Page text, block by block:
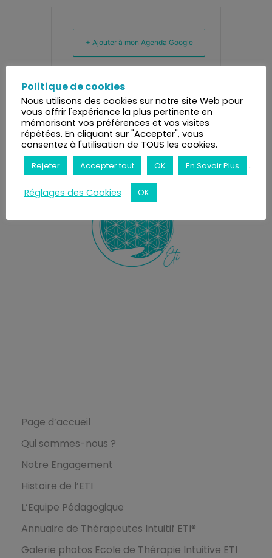
+ Ajouter à mon Agenda Google
Page d’accueil
Qui sommes-nous ?
Notre Engagement
Histoire de l’ETI
L’Equipe Pédagogique
Annuaire de Thérapeutes Intuitif ETI®
Galerie photos Ecole de Thérapie Intuitive ETI
Politique de cookies
Nous utilisons des cookies sur notre site Web pour
vous offrir l'expérience la plus pertinente en
mémorisant vos préférences et vos visites
répétées. En cliquant sur "Accepter", vous
consentez à l'utilisation de TOUS les cookies.
Rejeter Accepter tout OK En Savoir Plus .
Réglages des Cookies OK